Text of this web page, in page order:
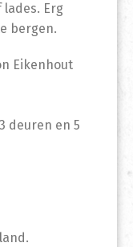
Erg
bergen.
Eikenhout
deuren en 5